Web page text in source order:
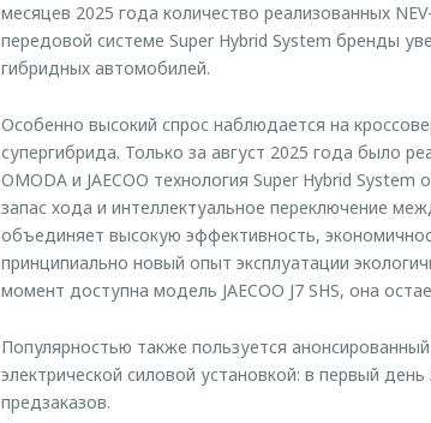
месяцев 2025 года количество реализованных
передовой системе Super Hybrid System бренды
гибридных автомобилей.
Особенно высокий спрос наблюдается на
супергибрида. Только за август 2025 года было
OMODA и JAECOO технология Super Hybrid
запас хода и интеллектуальное переключение
объединяет высокую эффективность,
принципиально новый опыт эксплуатации
момент доступна модель JAECOO J7 SHS, она
Популярностью также пользуется
электрической силовой установкой: в первый
предзаказов.